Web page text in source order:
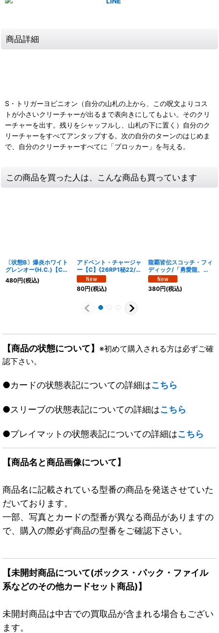
商品詳細
S・トリガーヨビニオン（自分の山札の上から、この呪文よりコス
トが小さいクリーチャーが出るまで表向きにしてもよい。そのクリ
ーチャーを出す。残りをシャッフルし、山札の下に置く）自分のク
リーチャーをすべてアンタップする。次の自分のターンのはじめま
で、自分のクリーチャーすべてに「ブロッカー」を与える。
この商品を買った人は、こんな商品も買っています
〔状態B〕爆炎ホワイト
グレンオー(H.C.)【C】
{DM2948/55/Y7}
《火》
480円(税込)
アドベント・チャージャ
ー【C】{26RP1秘22/秘
24}《光》
80円(税込)
龍覇皆伝スコッチ・フィ
ディック/「勇愛龍、こ
れぞ爆流の神髄なり」
【VR】
{25BD3SP5/SP8}《自
380円(税込)
【商品の状態について】 ※初めて購入される方は必ずご確
認下さい。
●カードの状態表記についての詳細はこちら
●スリーブの状態表記についての詳細はこちら
●プレイマットの状態表記についての詳細はこちら
【商品名と商品画像について】
商品名に記載されている型番の商品を発送させていた
だいております。
一部、写真とカードの型番が異なる商品がありますの
で、購入の際必ず商品の型番をご確認下さい。
【未開封商品について(ボックス・パック・ファイル
系などのその他カードセット商品)】
未開封商品は中古での買取品が含まれる場合もござい
ます。